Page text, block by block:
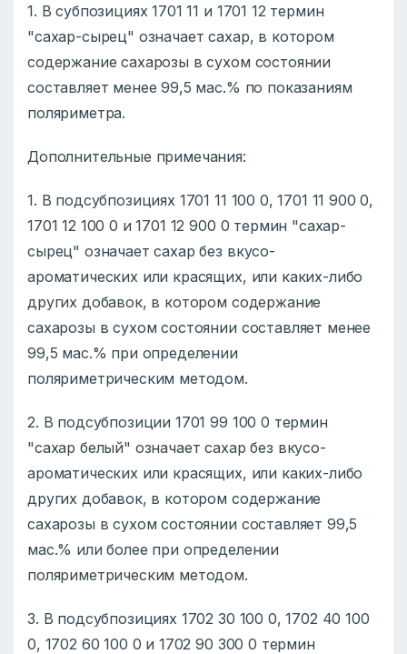
1. В субпозициях 1701 11 и 1701 12 термин
"сахар-сырец" означает сахар, в котором
содержание сахарозы в сухом состоянии
составляет менее 99,5 мас.% по показаниям
поляриметра.
Дополнительные примечания:
1. В подсубпозициях 1701 11 100 0, 1701 11 900 0,
1701 12 100 0 и 1701 12 900 0 теpмин "сахар-
сырец" означает сахар без вкусо-
ароматических или красящих, или каких-либо
других добавок, в котором содержание
сахарозы в сухом состоянии составляет менее
99,5 мас.% при определении
поляриметрическим методом.
2. В подсубпозиции 1701 99 100 0 теpмин
"сахар белый" означает сахар без вкусо-
ароматических или красящих, или каких-либо
других добавок, в котором содержание
сахарозы в сухом состоянии составляет 99,5
мас.% или более при определении
поляриметрическим методом.
3. В подсубпозициях 1702 30 100 0, 1702 40 100
0, 1702 60 100 0 и 1702 90 300 0 теpмин